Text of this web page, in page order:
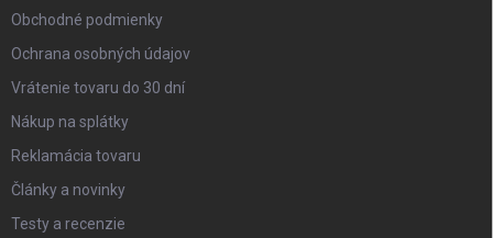
Obchodné podmienky
Ochrana osobných údajov
Vrátenie tovaru do 30 dní
Nákup na splátky
Reklamácia tovaru
Články a novinky
Testy a recenzie